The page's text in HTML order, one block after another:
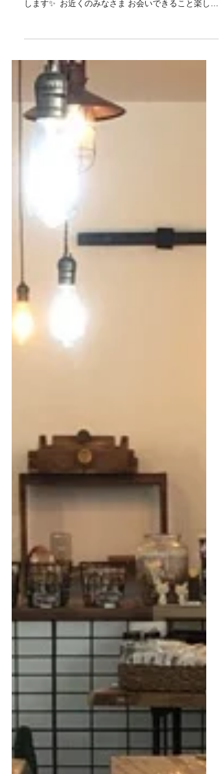
ハイサイ🌺 ⁡ ⁡ 12月10日11日は 川﨑アゼリア サンラ
します✨ ⁡ お近くのみなさま お会いできること楽しみ
にしております🌈 ⁡ ⁡ ⁡ コロナウイルス感染防止対策の
為営業時間を短縮しております。...